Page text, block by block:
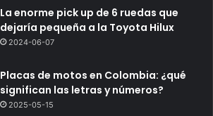
La enorme pick up de 6 ruedas que
dejaría pequeña a la Toyota Hilux
2024-06-07
Placas de motos en Colombia: ¿qué
significan las letras y números?
2025-05-15